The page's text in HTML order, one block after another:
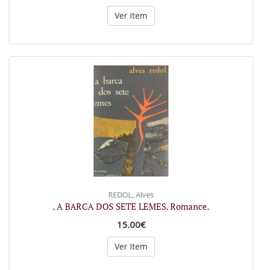
Ver Item
REDOL, Alves
. A BARCA DOS SETE LEMES. Romance.
15.00€
Ver Item